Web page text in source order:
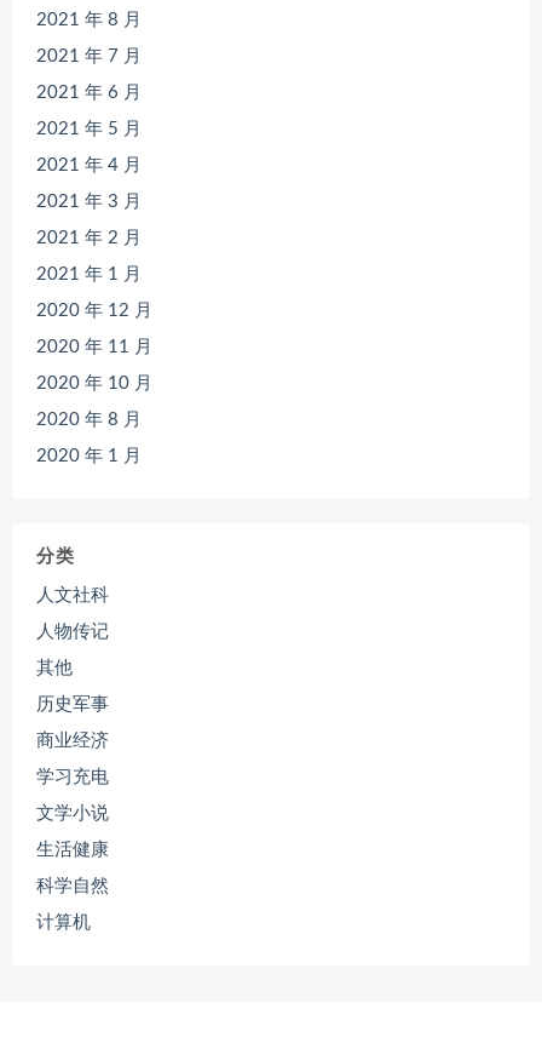
2021 年 8 月
2021 年 7 月
2021 年 6 月
2021 年 5 月
2021 年 4 月
2021 年 3 月
2021 年 2 月
2021 年 1 月
2020 年 12 月
2020 年 11 月
2020 年 10 月
2020 年 8 月
2020 年 1 月
分类
人文社科
人物传记
其他
历史军事
商业经济
学习充电
文学小说
生活健康
科学自然
计算机